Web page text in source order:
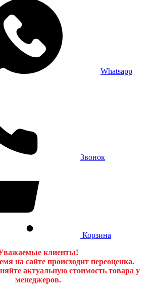
Whatsapp
Звонок
Корзина
клиенты!
на сайте происходит переоценка.
актуальную стоимость товара у
менеджеров.